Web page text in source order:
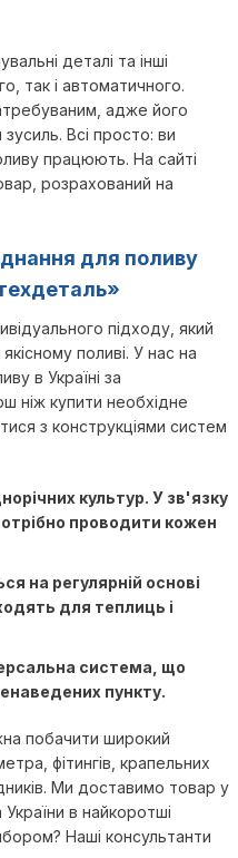
деталі та інші
так і автоматичного.
адже його
Всі просто: ви
працюють. На сайті
розрахований на
для поливу
підходу, який
поливі. У нас на
в Україні за
ніж купити необхідне
з конструкціями систем
культур. У зв'язку
проводити кожен
на регулярній основі
для теплиць і
система, що
пункту.
побачити широкий
фітингів, крапельних
Ми доставимо товар у
України в найкоротші
Наші консультанти